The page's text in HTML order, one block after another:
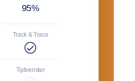
95%
Track & Trace
Tijdvenster